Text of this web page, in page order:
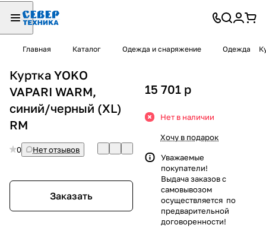
Главная Каталог Одежда и снаряжение Одежда
Куртка YOKO
VAPARI WARM,
синий/черный (XL)
RM
0 Нет отзывов
Заказать
15 701 p
Нет в наличии
Хочу в подарок
Уважаемые
покупатели!
Выдача заказов с
самовывозом
осуществляется по
предварительной
договоренности!